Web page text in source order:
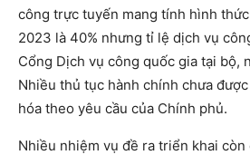
công trực tuyến mang tính hình
2023 là 40% nhưng tỉ lệ dịch vụ
Cổng Dịch vụ công quốc gia tại bộ,
Nhiều thủ tục hành chính chưa
hóa theo yêu cầu của Chính phủ.
Nhiều nhiệm vụ đề ra triển khai